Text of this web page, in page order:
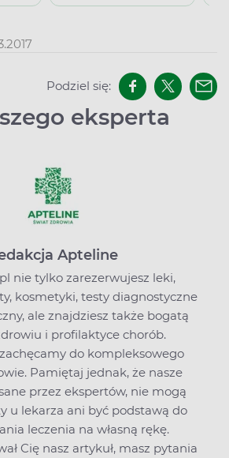
Podziel się:
eksperta
Apteline
nie tylko zarezerwujesz leki,
kosmetyki, testy diagnostyczne
ale znajdziesz także bogatą
i profilaktyce chorób.
do kompleksowego
Pamiętaj jednak, że nasze
przez ekspertów, nie mogą
u lekarza ani być podstawą do
leczenia na własną rękę.
Cię nasz artykuł, masz pytania